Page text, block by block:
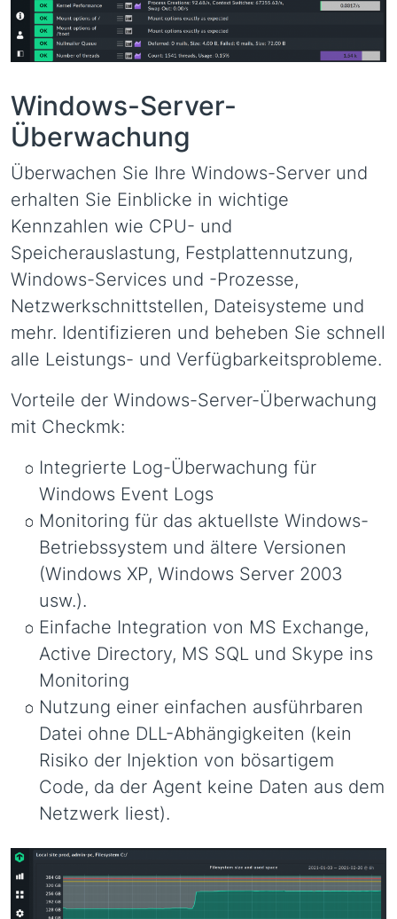
Windows-Server-
Überwachung
Überwachen Sie Ihre Windows-Server und
erhalten Sie Einblicke in wichtige
Kennzahlen wie CPU- und
Speicherauslastung, Festplattennutzung,
Windows-Services und -Prozesse,
Netzwerkschnittstellen, Dateisysteme und
mehr. Identifizieren und beheben Sie schnell
alle Leistungs- und Verfügbarkeitsprobleme.
Vorteile der Windows-Server-Überwachung
mit Checkmk:
Integrierte Log-Überwachung für
Windows Event Logs
Monitoring für das aktuellste Windows-
Betriebssystem und ältere Versionen
(Windows XP, Windows Server 2003
usw.).
Einfache Integration von MS Exchange,
Active Directory, MS SQL und Skype ins
Monitoring
Nutzung einer einfachen ausführbaren
Datei ohne DLL-Abhängigkeiten (kein
Risiko der Injektion von bösartigem
Code, da der Agent keine Daten aus dem
Netzwerk liest).